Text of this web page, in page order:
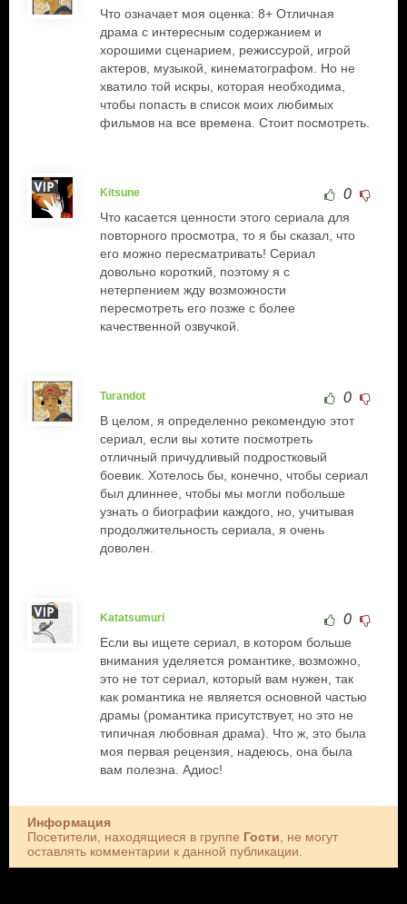
Что означает моя оценка: 8+ Отличная
драма с интересным содержанием и
хорошими сценарием, режиссурой, игрой
актеров, музыкой, кинематографом. Но не
хватило той искры, которая необходима,
чтобы попасть в список моих любимых
фильмов на все времена. Стоит посмотреть.
Kitsune 0
Что касается ценности этого сериала для
повторного просмотра, то я бы сказал, что
его можно пересматривать! Сериал
довольно короткий, поэтому я с
нетерпением жду возможности
пересмотреть его позже с более
качественной озвучкой.
Turandot 0
В целом, я определенно рекомендую этот
сериал, если вы хотите посмотреть
отличный причудливый подростковый
боевик. Хотелось бы, конечно, чтобы сериал
был длиннее, чтобы мы могли побольше
узнать о биографии каждого, но, учитывая
продолжительность сериала, я очень
доволен.
Katatsumuri 0
Если вы ищете сериал, в котором больше
внимания уделяется романтике, возможно,
это не тот сериал, который вам нужен, так
как романтика не является основной частью
драмы (романтика присутствует, но это не
типичная любовная драма). Что ж, это была
моя первая рецензия, надеюсь, она была
вам полезна. Адиос!
Информация
Посетители, находящиеся в группе Гости, не могут
оставлять комментарии к данной публикации.